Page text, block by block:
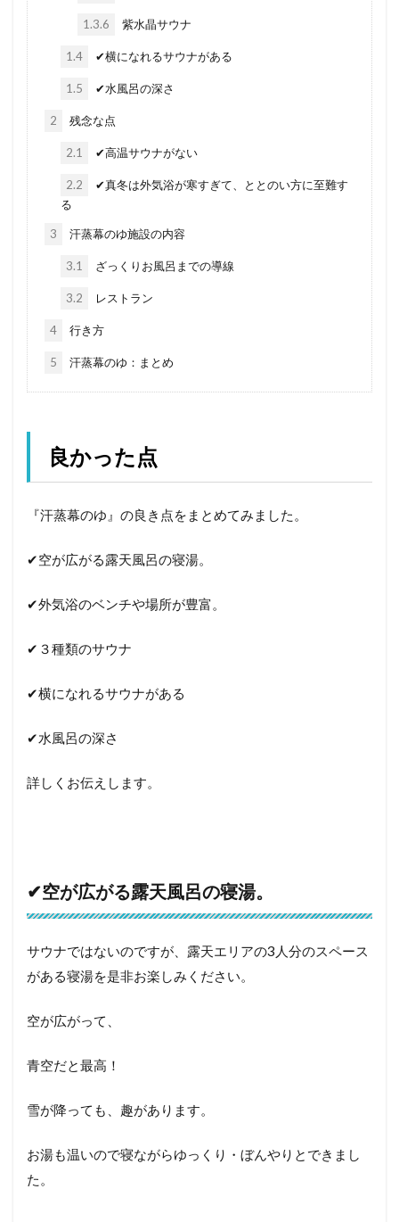
1.3.6 紫水晶サウナ
1.4 ✔︎横になれるサウナがある
1.5 ✔︎水風呂の深さ
2 残念な点
2.1 ✔︎高温サウナがない
2.2
✔︎真冬は外気浴が寒すぎて、ととのい方に至難す
る
3 汗蒸幕のゆ施設の内容
3.1 ざっくりお風呂までの導線
3.2 レストラン
4 行き方
5 汗蒸幕のゆ：まとめ
良かった点
『汗蒸幕のゆ』の良き点をまとめてみました。
✔︎空が広がる露天風呂の寝湯。
✔︎外気浴のベンチや場所が豊富。
✔︎３種類のサウナ
✔︎横になれるサウナがある
✔︎水風呂の深さ
詳しくお伝えします。
✔︎空が広がる露天風呂の寝湯。
サウナではないのですが、露天エリアの3人分のスペース
がある寝湯を是非お楽しみください。
空が広がって、
青空だと最高！
雪が降っても、趣があります。
お湯も温いので寝ながらゆっくり・ぼんやりとできまし
た。